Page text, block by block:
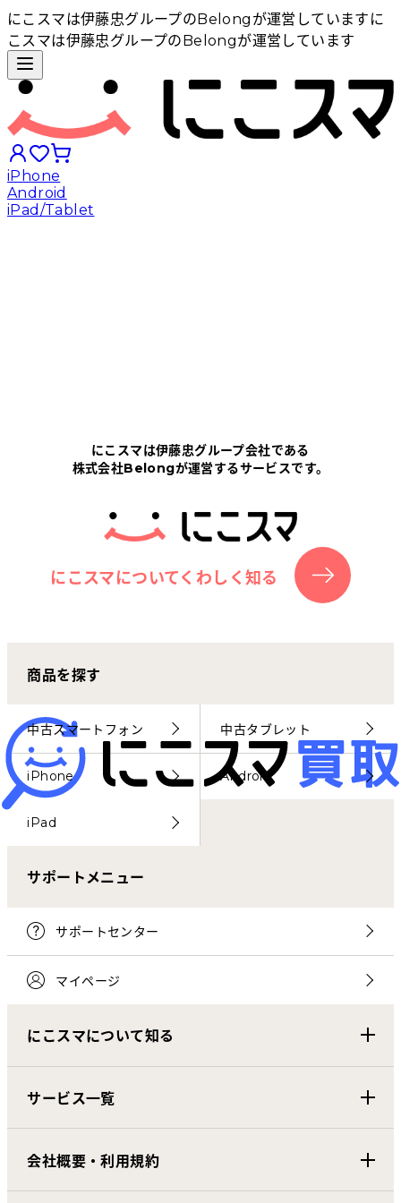
にこスマは伊藤忠グループのBelongが運営しています に
こスマは伊藤忠グループのBelongが運営しています
iPhone
Android
iPad/Tablet
にこスマについて
サポートセンター
お客さまの声
にこスマ通信
マイページ
にこスマは伊藤忠グループ会社である
株式会社Belongが運営するサービスです。
にこスマについてくわしく知る
商品を探す
中古スマートフォン 中古タブレット
iPhone Android
iPad
サポートメニュー
サポートセンター
マイページ
にこスマについて知る
サービス一覧
会社概要・利用規約